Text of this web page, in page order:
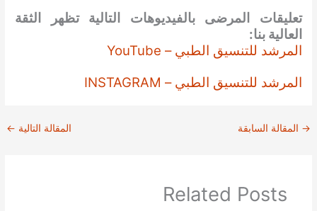
تعليقات المرضى بالفيديوهات التالية تظهر الثقة
العالية بنا:
المرشد للتنسيق الطبي – YouTube
المرشد للتنسيق الطبي – INSTAGRAM
→ المقالة السابقة المقالة التالية ←
Related Posts